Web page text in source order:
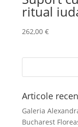
ritual
262,00 €
Articole
Galeria
Bucharest